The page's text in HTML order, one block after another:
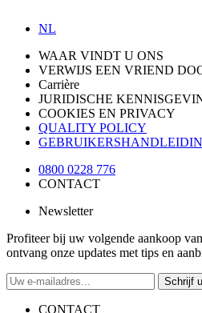
NL
WAAR VINDT U ONS
VERWIJS EEN VRIEND
Carrière
JURIDISCHE
COOKIES EN PRIVACY
QUALITY POLICY
0800 0228 776
CONTACT
Newsletter
Profiteer bij uw volgende aankoop
ontvang onze updates met tips en
Schrijf
CONTACT